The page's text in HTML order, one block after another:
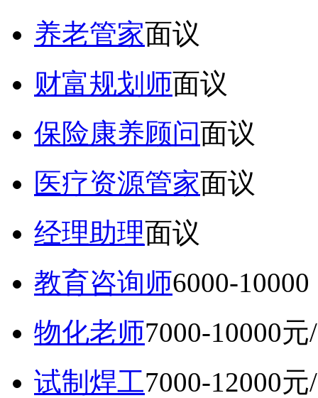
养老管家面议
财富规划师面议
保险康养顾问面议
医疗资源管家面议
经理助理面议
教育咨询师6000-
物化老师7000-10000元
试制焊工7000-12000元